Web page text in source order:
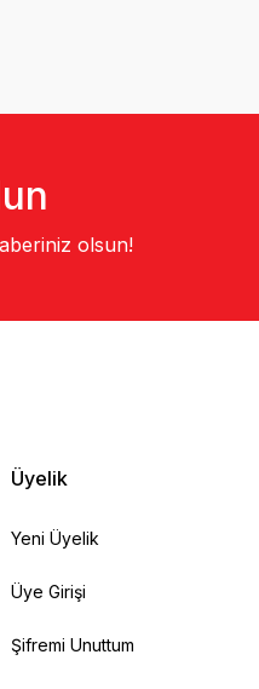
olsun!
Üyelik
Yeni Üyelik
Üye Girişi
Şifremi Unuttum